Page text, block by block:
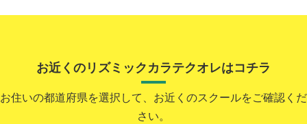
お近くのリズミックカラテクオレはコチラ
お住いの都道府県を選択して、お近くのスクールをご確認くだ
さい。